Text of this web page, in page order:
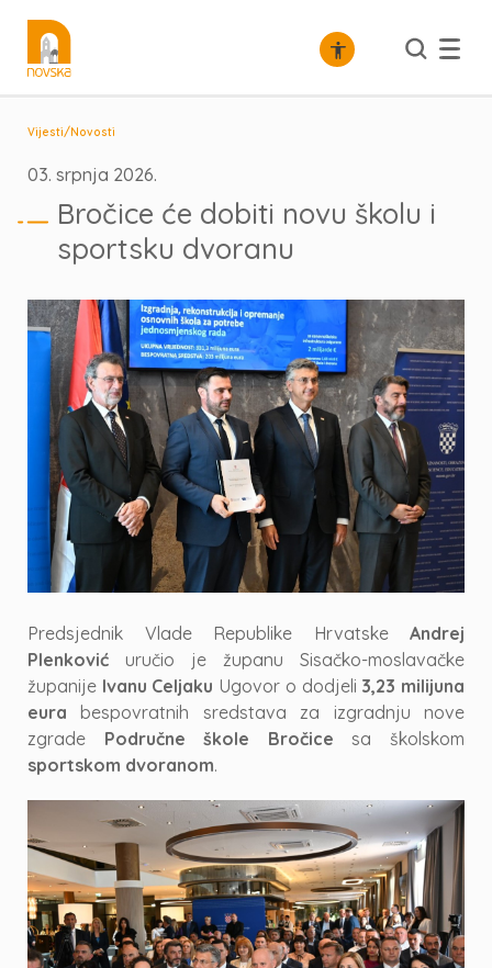
Vijesti/Novosti
03. srpnja 2026.
Bročice će dobiti novu školu i
sportsku dvoranu
Predsjednik Vlade Republike HrvatskeAndrej
Plenković uručio je županu Sisačko-moslavačke
županije Ivanu Celjaku Ugovor o dodjeli 3,23 milijuna
eura bespovratnih sredstava za izgradnju nove
zgrade Područne škole Bročice sa školskom
sportskom dvoranom.